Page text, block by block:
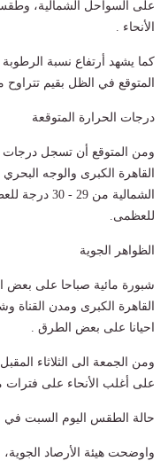
على السواحل الشمالية،
الأنحاء .
كما يشهد أرتفاع نسبة
المتوقع في الظل بقيم تتراوح من 1_3
درجات الحرارة المتوقعة
ومن المتوقع أن تسجل درجات
للعظمى.
الظواهر الجوية
شبورة مائية صباحا على بعض
القاهرة الكبرى ومدن
احيانا على بعض الطرق .
على أغلب الأنحاء على فترات
حالة الطقس اليوم السبت في
واوضحت هيئة الأرصاد